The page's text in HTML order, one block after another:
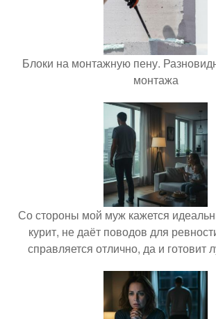
Блоки на монтажную пену.
монтажа
Со стороны мой муж кажется
курит, не даёт поводов для
справляется отлично, да и готовит